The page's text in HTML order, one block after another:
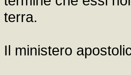
terra.
Il ministero